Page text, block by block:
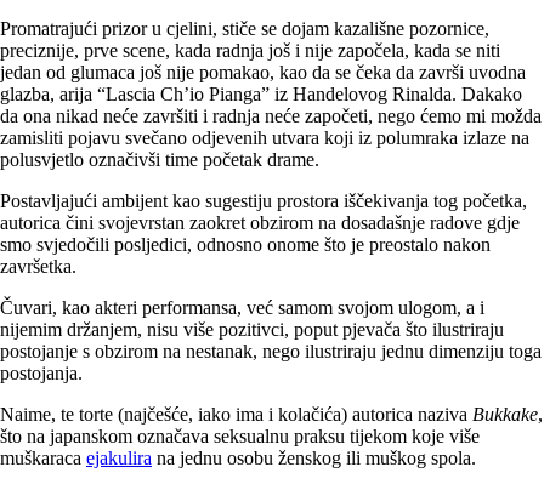
Promatrajući prizor u cjelini, stiče se dojam kazališne pozornice,
preciznije, prve scene, kada radnja još i nije započela, kada se niti
jedan od glumaca još nije pomakao, kao da se čeka da završi uvodna
glazba, arija “Lascia Ch’io Pianga” iz Handelovog Rinalda. Dakako
da ona nikad neće završiti i radnja neće započeti, nego ćemo mi možda
zamisliti pojavu svečano odjevenih utvara koji iz polumraka izlaze na
polusvjetlo označivši time početak drame.
Postavljajući ambijent kao sugestiju prostora iščekivanja tog početka,
autorica čini svojevrstan zaokret obzirom na dosadašnje radove gdje
smo svjedočili posljedici, odnosno onome što je preostalo nakon
završetka.
Čuvari, kao akteri performansa, već samom svojom ulogom, a i
nijemim držanjem, nisu više pozitivci, poput pjevača što ilustriraju
postojanje s obzirom na nestanak, nego ilustriraju jednu dimenziju toga
postojanja.
Naime, te torte (najčešće, iako ima i kolačića) autorica naziva Bukkake,
što na japanskom označava seksualnu praksu tijekom koje više
muškaraca ejakulira na jednu osobu ženskog ili muškog spola.